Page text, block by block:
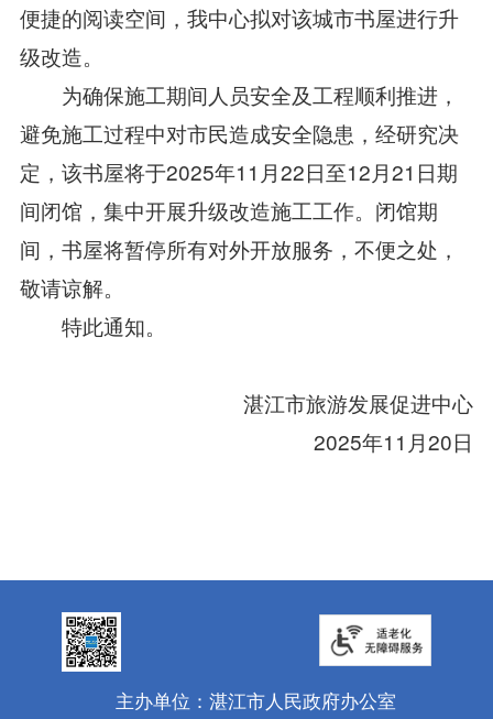
便捷的阅读空间，我中心拟对该城市书屋进行升
级改造。
为确保施工期间人员安全及工程顺利推进，
避免施工过程中对市民造成安全隐患，经研究决
定，该书屋将于2025年11月22日至12月21日期
间闭馆，集中开展升级改造施工工作。闭馆期
间，书屋将暂停所有对外开放服务，不便之处，
敬请谅解。
特此通知。
湛江市旅游发展促进中心
2025年11月20日
主办单位：湛江市人民政府办公室